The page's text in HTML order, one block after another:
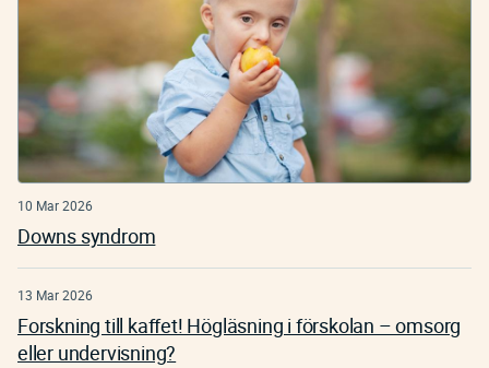
10 Mar 2026
Downs syndrom
13 Mar 2026
Forskning till kaffet! Högläsning i förskolan – omsorg
eller undervisning?